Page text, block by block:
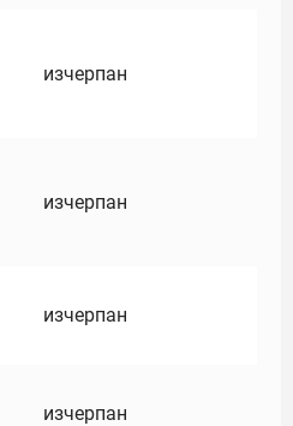
изчерпан
изчерпан
изчерпан
изчерпан